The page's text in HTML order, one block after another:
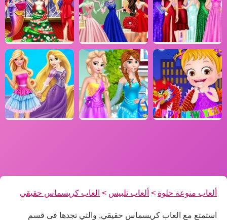
ألعاب منوعة حلوة > ألعاب تلبيس > العاب كريسماس حقيقي
استمتع مع العاب كريسماس حقيقي, والتي تجدها فى قسم